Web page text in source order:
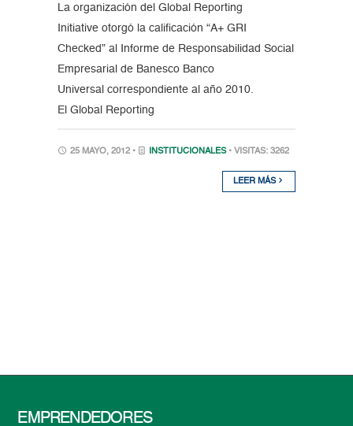
La organización del Global Reporting
Initiative otorgó la calificación “A+ GRI
Checked” al Informe de Responsabilidad Social
Empresarial de Banesco Banco
Universal correspondiente al año 2010.
El Global Reporting
25 MAYO, 2012 • INSTITUCIONALES • VISITAS: 3262
LEER MÁS
EMPRENDEDORES